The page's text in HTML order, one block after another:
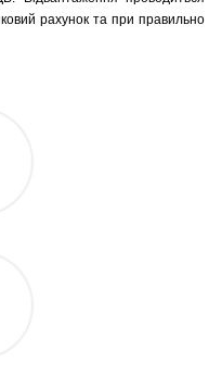
рахунок та при правильно